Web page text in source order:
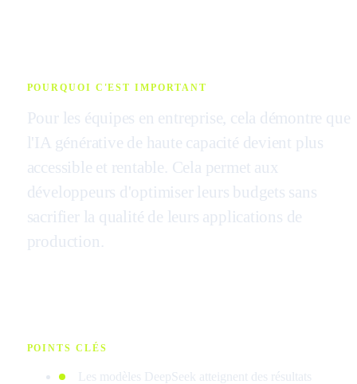
POURQUOI C'EST IMPORTANT
Pour les équipes en entreprise, cela démontre que
l'IA générative de haute capacité devient plus
accessible et rentable. Cela permet aux
développeurs d'optimiser leurs budgets sans
sacrifier la qualité de leurs applications de
production.
POINTS CLÉS
Les modèles DeepSeek atteignent des résultats